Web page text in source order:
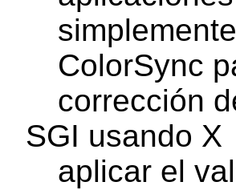
ColorSync
corrección
SGI usando X
aplicar el